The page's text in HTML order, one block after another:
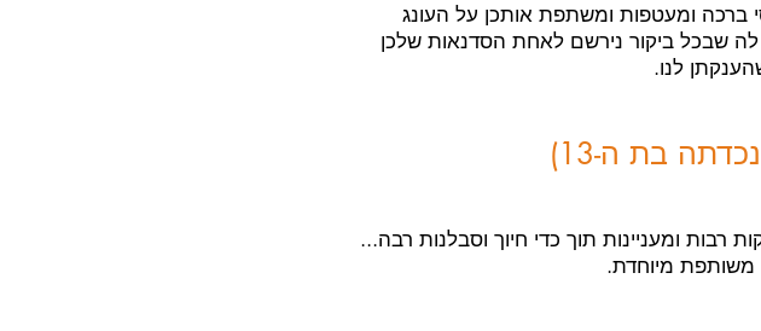
ומעטפות ומשתפת אותכן על העונג
לה שבכל ביקור נירשם לאחת הסדנאות שלכן
לנו.
בת ה-13)
רבות ומעניינות תוך כדי חיוך וסבלנות רבה...
משותפת מיוחדת.